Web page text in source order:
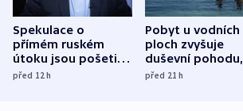
Spekulace o
přímém ruském
útoku jsou pošetilé,
míní estonský
před 12h
Pobyt u vodních
ploch zvyšuje
duševní pohodu,
ukázala
před 21h